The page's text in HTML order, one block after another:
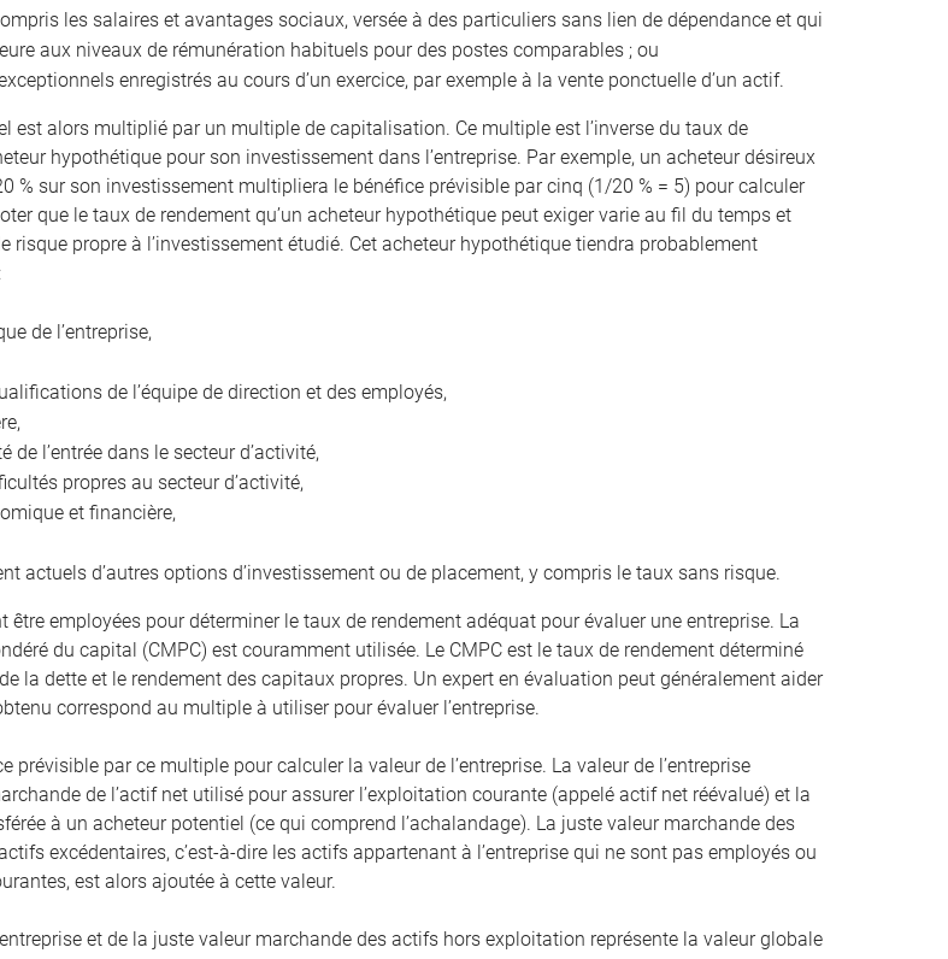
les salaires et avantages sociaux, versée à des particuliers sans lien de dépendance et qui
aux niveaux de rémunération habituels pour des postes comparables ; ou
enregistrés au cours d’un exercice, par exemple à la vente ponctuelle d’un actif.
est alors multiplié par un multiple de capitalisation. Ce multiple est l’inverse du taux de
hypothétique pour son investissement dans l’entreprise. Par exemple, un acheteur désireux
% sur son investissement multipliera le bénéfice prévisible par cinq (1/20 % = 5) pour calculer
que le taux de rendement qu’un acheteur hypothétique peut exiger varie au fil du temps et
risque propre à l’investissement étudié. Cet acheteur hypothétique tiendra probablement
de l’entreprise,
de l’équipe de direction et des employés,
de l’entrée dans le secteur d’activité,
propres au secteur d’activité,
et financière,
actuels d’autres options d’investissement ou de placement, y compris le taux sans risque.
être employées pour déterminer le taux de rendement adéquat pour évaluer une entreprise. La
du capital (CMPC) est couramment utilisée. Le CMPC est le taux de rendement déterminé
la dette et le rendement des capitaux propres. Un expert en évaluation peut généralement aider
correspond au multiple à utiliser pour évaluer l’entreprise.
prévisible par ce multiple pour calculer la valeur de l’entreprise. La valeur de l’entreprise
de l’actif net utilisé pour assurer l’exploitation courante (appelé actif net réévalué) et la
à un acheteur potentiel (ce qui comprend l’achalandage). La juste valeur marchande des
excédentaires, c’est-à-dire les actifs appartenant à l’entreprise qui ne sont pas employés ou
est alors ajoutée à cette valeur.
et de la juste valeur marchande des actifs hors exploitation représente la valeur globale